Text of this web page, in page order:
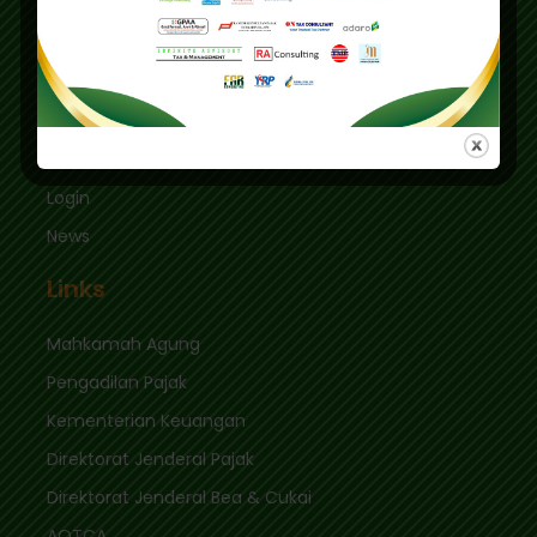
Kec. Keb. Baru Jl. Fatmawati Raya
Jakarta Selatan 12410
sekretariat@ikpi.or.id
Login
News
Links
Mahkamah Agung
Pengadilan Pajak
Kementerian Keuangan
Direktorat Jenderal Pajak
Direktorat Jenderal Bea & Cukai